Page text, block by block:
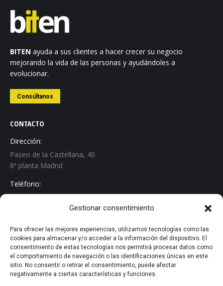
Gestionar consentimiento
Para ofrecer las mejores experiencias, utilizamos tecnologías como las
cookies para almacenar y/o acceder a la información del dispositivo. El
consentimiento de estas tecnologías nos permitirá procesar datos como
el comportamiento de navegación o las identificaciones únicas en este
sitio. No consentir o retirar el consentimiento, puede afectar
negativamente a ciertas características y funciones.
BITEN ayuda a sus clientes a hacer crecer su negocio
mejorando la vida de las personas y ayudándoles a
evolucionar.
Consúltanos
CONTACTO
Dirección:
Paseo de la Castellana, 40
8ª planta Madrid
Teléfono:
+34 913 267 529
info@biten.es
Encuéntranos en:
Linkedin
page
· Aviso Legal